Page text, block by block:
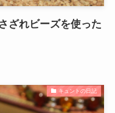
ざれビーズを使った
キュントの日記